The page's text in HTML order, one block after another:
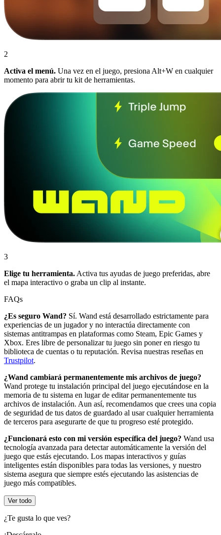
2
Activa el menú. Una vez en el juego, presiona Alt+W en cualquier
momento para abrir tu kit de herramientas.
3
Elige tu herramienta. Activa tus ayudas de juego preferidas, abre
el mapa interactivo o graba un clip al instante.
FAQs
¿Es seguro Wand? Sí. Wand está desarrollado estrictamente para
experiencias de un jugador y no interactúa directamente con
sistemas antitrampas en plataformas como Steam, Epic Games y
Xbox. Eres libre de personalizar tu juego sin poner en riesgo tu
biblioteca de cuentas o tu reputación. Revisa nuestras reseñas en
Trustpilot.
¿Wand cambiará permanentemente mis archivos de juego?
Wand protege tu instalación principal del juego ejecutándose en la
memoria de tu sistema en lugar de editar permanentemente tus
archivos de instalación. Aun así, recomendamos que crees una copia
de seguridad de tus datos de guardado al usar cualquier herramienta
de terceros para asegurarte de que tu progreso esté protegido.
¿Funcionará esto con mi versión específica del juego? Wand usa
tecnología avanzada para detectar automáticamente la versión del
juego que estás ejecutando. Los mapas interactivos y guías
inteligentes están disponibles para todas las versiones, y nuestro
sistema asegura que siempre estés ejecutando las asistencias de
juego más compatibles.
Ver todo
¿Te gusta lo que ves?